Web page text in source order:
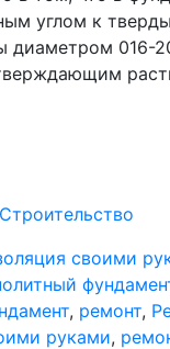
углом к
диаметром 016-
своими
, ремонт,
руками,